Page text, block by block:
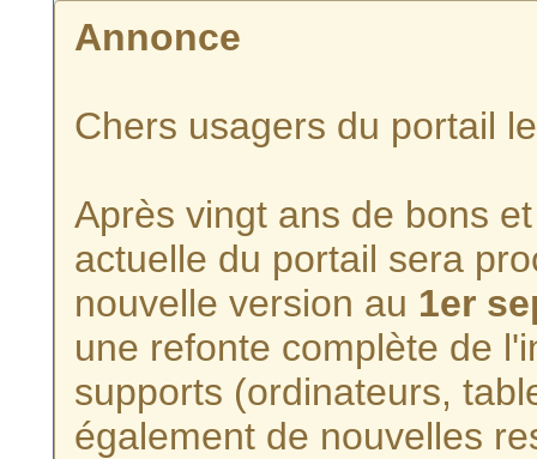
Annonce
Chers usagers du portail
Après vingt ans de bons
actuelle du portail sera
nouvelle version au 1er
une refonte complète de
supports (ordinateurs,
également de nouvelles